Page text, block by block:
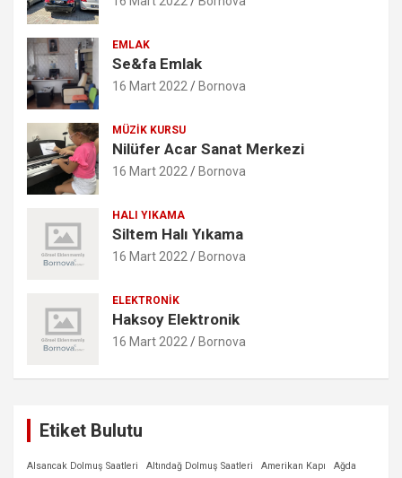
EMLAK
Se&fa Emlak
16 Mart 2022 Bornova
MÜZIK KURSU
Nilüfer Acar Sanat Merkezi
16 Mart 2022 Bornova
HALI YIKAMA
Siltem Halı Yıkama
16 Mart 2022 Bornova
ELEKTRONIK
Haksoy Elektronik
16 Mart 2022 Bornova
Etiket Bulutu
Alsancak Dolmuş Saatleri Altındağ Dolmuş Saatleri Amerikan Kapı
Ağda